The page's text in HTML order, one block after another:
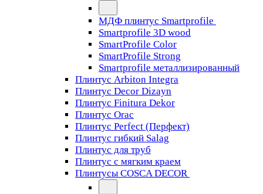
МДФ плинтус Smartprofile
Smartprofile 3D wood
SmartProfile Color
SmartProfile Strong
Smartprofile металлизированный
Плинтус Arbiton Integra
Плинтус Decor Dizayn
Плинтус Finitura Dekor
Плинтус Orac
Плинтус Perfect (Перфект)
Плинтус гибкий Salag
Плинтус для труб
Плинтус с мягким краем
Плинтусы COSCA DECOR